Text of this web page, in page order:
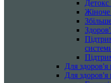
Жіноче
Для здоров'я
Для здоров'я